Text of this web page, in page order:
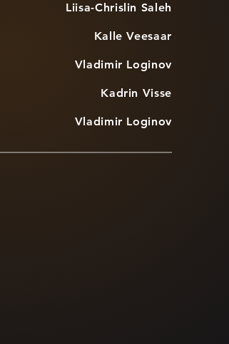
Liisa-Chrislin Saleh
Kalle Veesaar
Vladimir Loginov
Kadrin Visse
Vladimir Loginov